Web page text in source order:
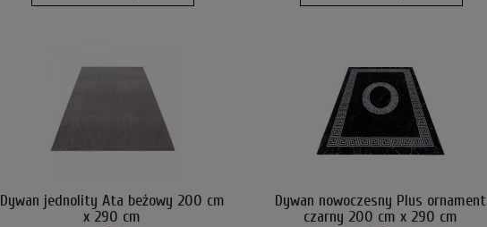
Dywan jednolity Ata beżowy 200 cm
x 290 cm
Dywan nowoczesny Plus ornament
czarny 200 cm x 290 cm